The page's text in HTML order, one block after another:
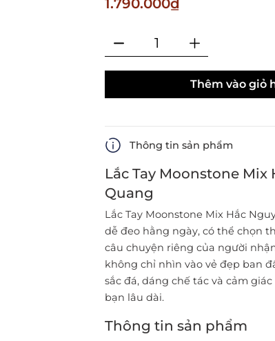
1.790.000₫
Thêm vào giỏ
Thông tin sản phẩm
Lắc Tay Moonstone Mix
Quang
Lắc Tay Moonstone Mix Hắc
dễ đeo hằng ngày, có thể chọn
câu chuyện riêng của người
không chỉ nhìn vào vẻ đẹp ban
sắc đá, dáng chế tác và cảm
bạn lâu dài.
Thông tin sản phẩm